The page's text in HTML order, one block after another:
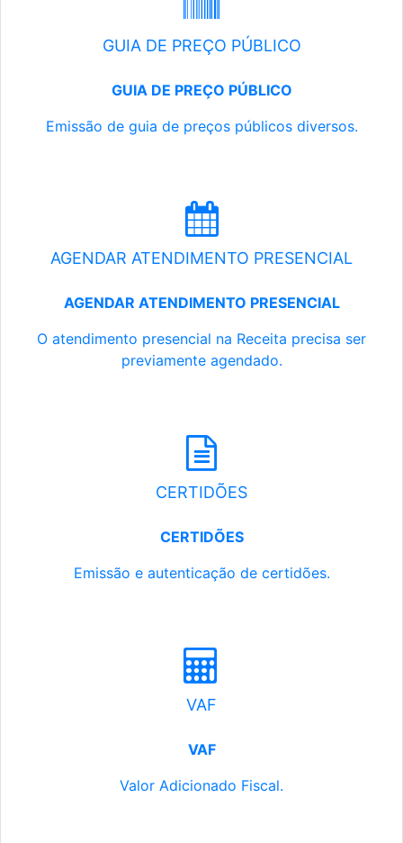
GUIA DE PREÇO PÚBLICO
GUIA DE PREÇO PÚBLICO
Emissão de guia de preços públicos diversos.
AGENDAR ATENDIMENTO PRESENCIAL
AGENDAR ATENDIMENTO PRESENCIAL
O atendimento presencial na Receita precisa ser
previamente agendado.
CERTIDÕES
CERTIDÕES
Emissão e autenticação de certidões.
VAF
VAF
Valor Adicionado Fiscal.